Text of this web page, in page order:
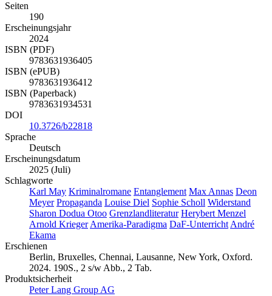
Seiten
190
Erscheinungsjahr
2024
ISBN (PDF)
9783631936405
ISBN (ePUB)
9783631936412
ISBN (Paperback)
9783631934531
DOI
10.3726/b22818
Sprache
Deutsch
Erscheinungsdatum
2025 (Juli)
Schlagworte
Karl May Kriminalromane Entanglement Max Annas Deon
Meyer Propaganda Louise Diel Sophie Scholl Widerstand
Sharon Dodua Otoo Grenzlandliteratur Herybert Menzel
Arnold KriegerAmerika-Paradigma DaF-UnterrichtAndré
Ekama
Erschienen
Berlin, Bruxelles, Chennai, Lausanne, New York, Oxford.
2024. 190S., 2 s/w Abb., 2 Tab.
Produktsicherheit
Peter Lang Group AG